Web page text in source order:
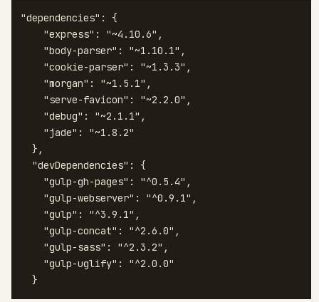
"dependencies": {
    "express": "~4.10.6",
    "body-parser": "~1.10.1",
    "cookie-parser": "~1.3.3",
    "morgan": "~1.5.1",
    "serve-favicon": "~2.2.0",
    "debug": "~2.1.1",
    "jade": "~1.8.2"
  },
  "devDependencies": {
    "gulp-gh-pages": "^0.5.4",
    "gulp-webserver": "^0.9.1",
    "gulp": "^3.9.1",
    "gulp-concat": "^2.6.0",
    "gulp-sass": "^2.3.2",
    "gulp-uglify": "^2.0.0"
  }